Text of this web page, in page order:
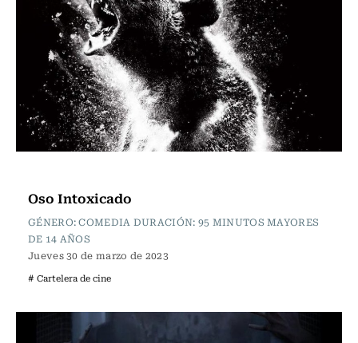
Oso Intoxicado
GÉNERO: COMEDIA DURACIÓN: 95 MINUTOS MAYORES
DE 14 AÑOS
Jueves 30 de marzo de 2023
# Cartelera de cine